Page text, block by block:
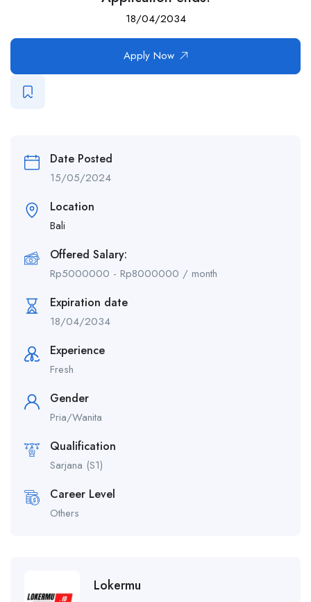
18/04/2034
Apply Now
Date Posted
15/05/2024
Location
Bali
Offered Salary:
Rp5000000 - Rp8000000 / month
Expiration date
18/04/2034
Experience
Fresh
Gender
Pria/Wanita
Qualification
Sarjana (S1)
Career Level
Others
Lokermu